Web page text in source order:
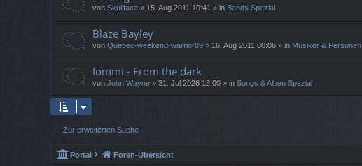
von Skullface » 15. Aug 2011 10:41 » in Bands Spezial
Blaze Bayley
von Quebec-weekend-warrior89 » 16. Aug 2011 00:06 » in Musiker & Personen
Iommi - From the dark
von John Wayne » 31. Jul 2026 13:00 » in Songs & Alben Spezial
Zur erweiterten Suche
Portal Foren-Übersicht